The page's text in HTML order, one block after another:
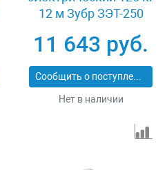
12 м Зубр ЗЭТ-250
11 643 руб.
Сообщить о поступлении
Нет в наличии